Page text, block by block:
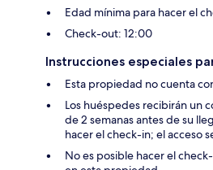
Edad mínima para hacer el
Check-out: 12:00
Instrucciones especiales
Esta propiedad no cuenta
Los huéspedes recibirán un
de 2 semanas antes de su
hacer el check-in; el acceso
No es posible hacer el